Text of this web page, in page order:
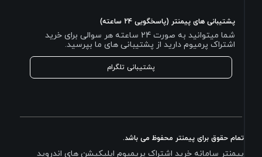
پشتیبانی های پیمنتر (پاسخگویی 24 ساعته)
شما میتوانید به صورت 24 ساعته هر سوالی برای خرید
اشتراک پرمیوم دارید از پشتیبانی های ما بپرسید.
پشتیبانی تلگرام
تمام حقوق برای پیمنتر محفوظ می باشد.
پیمنتر سامانه خرید اشتراک پریمیوم اپلیکیشن های اندروید